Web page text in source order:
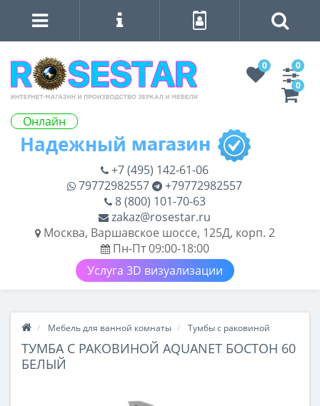
Онлайн
0
0
0
+7 (495) 142-61-06
79772982557
+79772982557
8 (800) 101-70-63
zakaz@rosestar.ru
Москва, Варшавское шоссе, 125Д, корп. 2
Пн-Пт 09:00-18:00
Услуга 3D визуализации
Мебель для ванной комнаты Тумбы с раковиной
ТУМБА С РАКОВИНОЙ AQUANET БОСТОН 60
БЕЛЫЙ